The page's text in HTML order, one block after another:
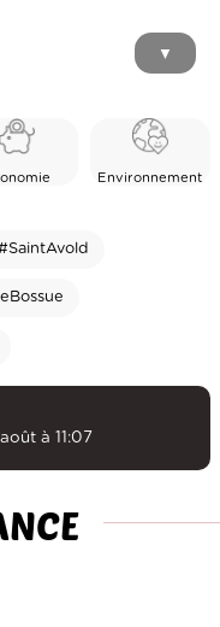
▼
Environnement
à 11:07